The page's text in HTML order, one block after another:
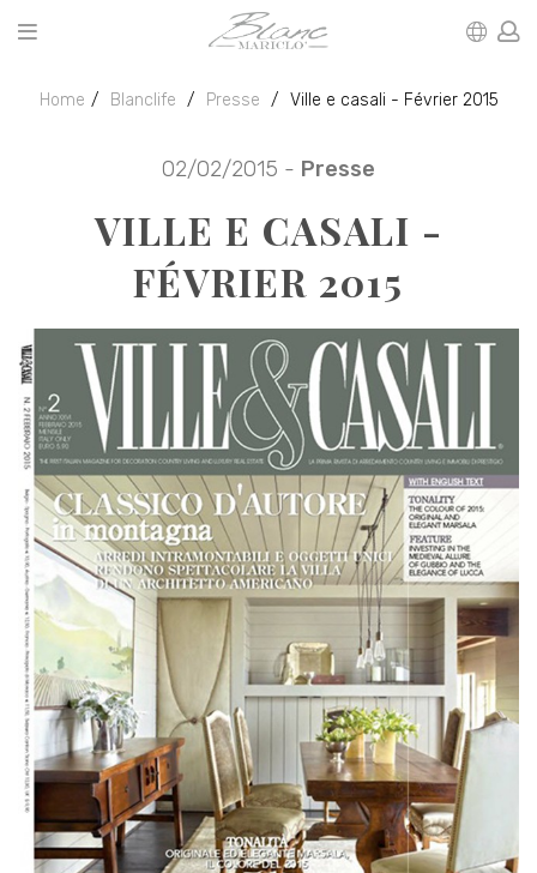
Home Blanclife Presse Ville e casali - Février 2015
02/02/2015 - Presse
VILLE E CASALI -
FÉVRIER 2015